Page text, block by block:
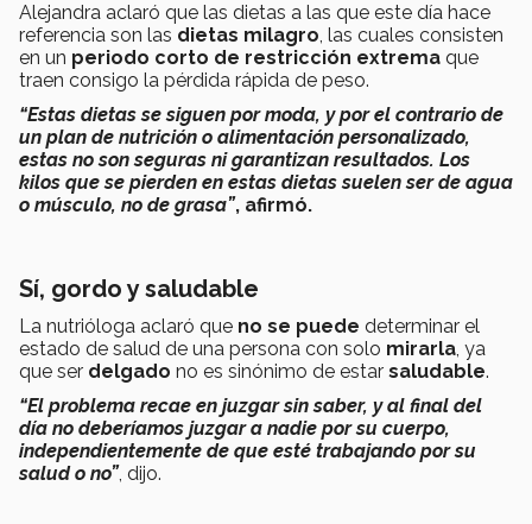
Alejandra aclaró que las dietas a las que este día hace
referencia son las dietas milagro, las cuales consisten
en un periodo corto de restricción extrema que
traen consigo la pérdida rápida de peso.
“Estas dietas se siguen por moda, y por el contrario de
un plan de nutrición o alimentación personalizado,
estas no son seguras ni garantizan resultados. Los
kilos que se pierden en estas dietas suelen ser de agua
o músculo, no de grasa”, afirmó.
Sí, gordo y saludable
La nutrióloga aclaró que no se puede determinar el
estado de salud de una persona con solo mirarla, ya
que ser delgado no es sinónimo de estar saludable.
“El problema recae en juzgar sin saber, y al final del
día no deberíamos juzgar a nadie por su cuerpo,
independientemente de que esté trabajando por su
salud o no”, dijo.